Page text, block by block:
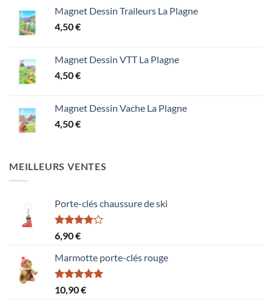
Magnet Dessin Traileurs La Plagne
4,50€
Magnet Dessin VTT La Plagne
4,50€
Magnet Dessin Vache La Plagne
4,50€
MEILLEURS VENTES
Porte-clés chaussure de ski
Note
4.00
5
6,90€
Marmotte porte-clés rouge
Note5.00
sur 5
10,90€